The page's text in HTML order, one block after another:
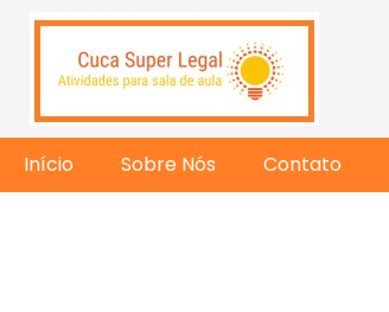
Início Sobre Nós Contato